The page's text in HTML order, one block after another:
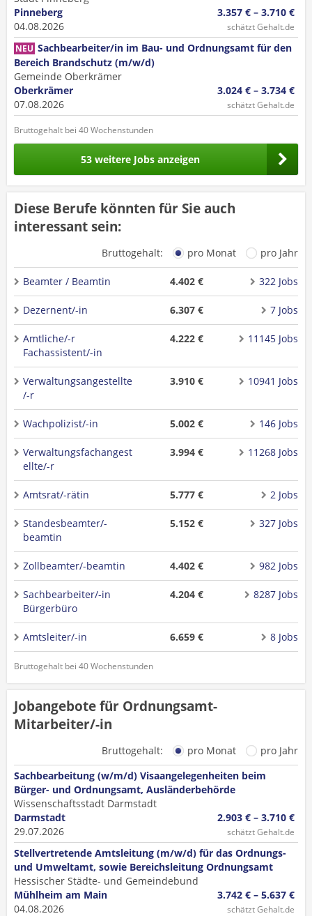
Pinneberg
04.08.2026
3.357 € – 3.710 €
schätzt Gehalt.de
NEU Sachbearbeiter/in im Bau- und Ordnungsamt für den
Bereich Brandschutz (m/w/d)
Gemeinde Oberkrämer
Oberkrämer
07.08.2026
3.024 € – 3.734 €
schätzt Gehalt.de
Bruttogehalt bei 40 Wochenstunden
53 weitere Jobs anzeigen
Diese Berufe könnten für Sie auch
interessant sein:
Bruttogehalt: pro Monat pro Jahr
Beamter / Beamtin 4.402 € 322 Jobs
Dezernent/-in 6.307 € 7 Jobs
Amtliche/-r
Fachassistent/-in
4.222 € 11145 Jobs
Verwaltungsangestellte
/-r
3.910 € 10941 Jobs
Wachpolizist/-in 5.002 € 146 Jobs
Verwaltungsfachangest
ellte/-r
3.994 € 11268 Jobs
Amtsrat/-rätin 5.777 € 2 Jobs
Standesbeamter/-
beamtin
5.152 € 327 Jobs
Zollbeamter/-beamtin 4.402 € 982 Jobs
Sachbearbeiter/-in
Bürgerbüro
4.204 € 8287 Jobs
Amtsleiter/-in 6.659 € 8 Jobs
Bruttogehalt bei 40 Wochenstunden
Jobangebote für Ordnungsamt-
Mitarbeiter/-in
Bruttogehalt: pro Monat
pro Jahr
Sachbearbeitung (w/m/d) Visaangelegenheiten beim
Bürger- und Ordnungsamt, Ausländerbehörde
Wissenschaftsstadt Darmstadt
Darmstadt
29.07.2026
2.903 € – 3.710 €
schätzt Gehalt.de
Stellvertretende Amtsleitung (m/w/d) für das Ordnungs-
und Umweltamt, sowie Bereichsleitung Ordnungsamt
Hessischer Städte- und Gemeindebund
Mühlheim am Main
04.08.2026
3.742 € – 5.637 €
schätzt Gehalt.de